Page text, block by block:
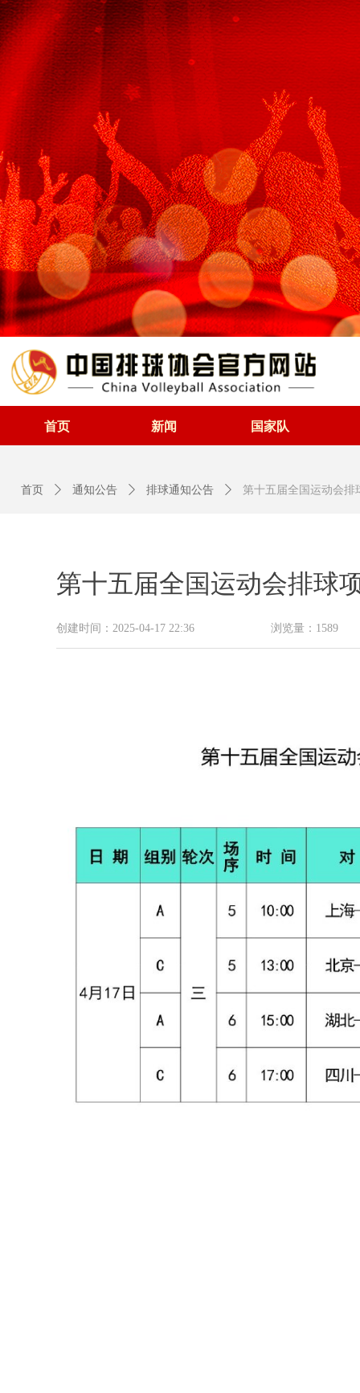
首页 新闻 国家队
第十五届全国运动会排球
创建时间： 2025-04-17 22:36 浏览量： 1589
首页 ꄲ 通知公告 ꄲ 排球通知公告 ꄲ 第十五届全国运动会排